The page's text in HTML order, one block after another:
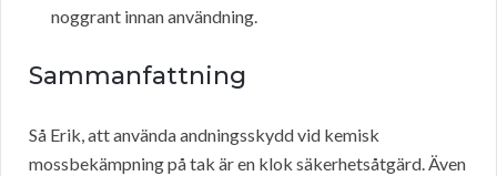
noggrant innan användning.
Sammanfattning
Så Erik, att använda andningsskydd vid kemisk
mossbekämpning på tak är en klok säkerhetsåtgärd. Även